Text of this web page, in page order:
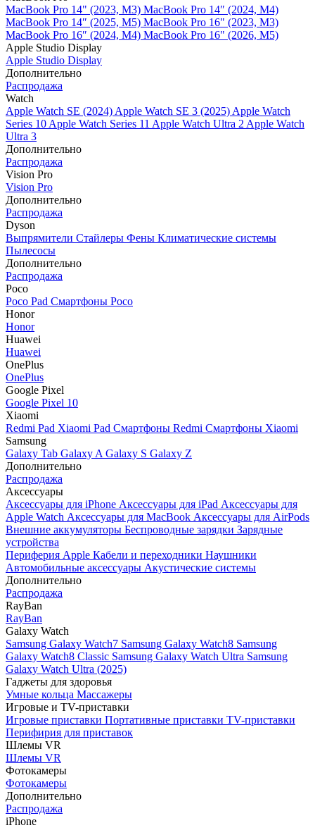
MacBook Pro 14" (2023, M3) MacBook Pro 14″ (2024, M4)
MacBook Pro 14″ (2025, M5) MacBook Pro 16" (2023, M3)
MacBook Pro 16″ (2024, M4) MacBook Pro 16" (2026, M5)
Apple Studio Display
Apple Studio Display
Дополнительно
Распродажа
Watch
Apple Watch SE (2024) Apple Watch SE 3 (2025) Apple Watch
Series 10 Apple Watch Series 11 Apple Watch Ultra 2 Apple Watch
Ultra 3
Дополнительно
Распродажа
Vision Pro
Vision Pro
Дополнительно
Распродажа
Dyson
Выпрямители Стайлеры Фены Климатические системы
Пылесосы
Дополнительно
Распродажа
Poco
Poco Pad Смартфоны Poco
Honor
Honor
Huawei
Huawei
OnePlus
OnePlus
Google Pixel
Google Pixel 10
Xiaomi
Redmi Pad Xiaomi Pad Смартфоны Redmi Смартфоны Xiaomi
Samsung
Galaxy Tab Galaxy A Galaxy S Galaxy Z
Дополнительно
Распродажа
Аксессуары
Аксессуары для iPhone Аксессуары для iPad Аксессуары для
Apple Watch Аксессуары для MacBook Аксессуары для AirPods
Внешние аккумуляторы Беспроводные зарядки Зарядные
устройства
Периферия Apple Кабели и переходники Наушники
Автомобильные аксессуары Акустические системы
Дополнительно
Распродажа
RayBan
RayBan
Galaxy Watch
Samsung Galaxy Watch7 Samsung Galaxy Watch8 Samsung
Galaxy Watch8 Classic Samsung Galaxy Watch Ultra Samsung
Galaxy Watch Ultra (2025)
Гаджеты для здоровья
Умные кольца Массажеры
Игровые и TV-приставки
Игровые приставки Портативные приставки TV-приставки
Перифирия для приставок
Шлемы VR
Шлемы VR
Фотокамеры
Фотокамеры
Дополнительно
Распродажа
iPhone